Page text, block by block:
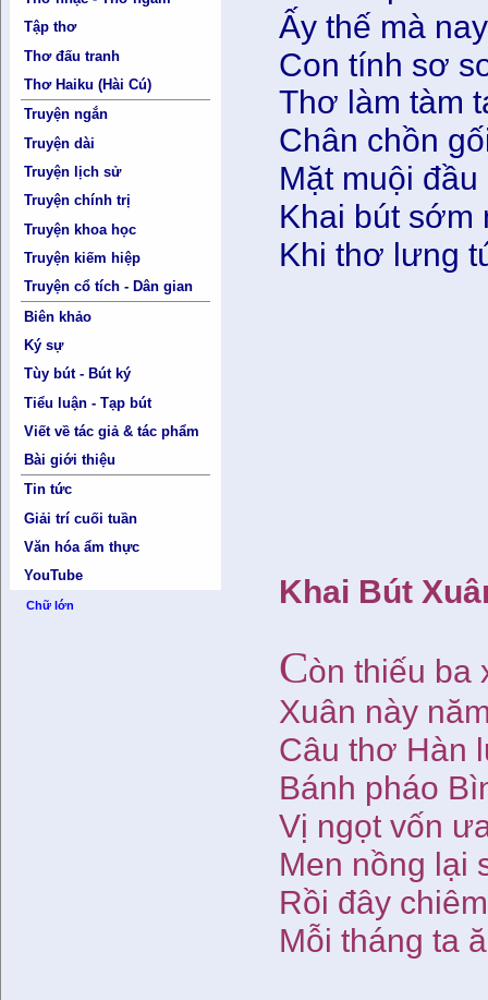
Tập thơ
Thơ đấu tranh
Thơ Haiku (Hài Cú)
Truyện ngắn
Truyện dài
Truyện lịch sử
Truyện chính trị
Truyện khoa học
Truyện kiếm hiệp
Truyện cổ tích - Dân gian
Biên khảo
Ký sự
Tùy bút - Bút ký
Tiểu luận - Tạp bút
Viết về tác giả & tác phẩm
Bài giới thiệu
Tin tức
Giải trí cuối tuần
Văn hóa ẩm thực
YouTube
Chữ lớn
Ấy thế mà
Con tính sơ
Thơ làm tàm
Chân chồn
Mặt muội
Khai bút sớm
Khi thơ lưng
Khai Bút
Còn thiếu ba
Xuân này
Câu thơ Hàn
Bánh pháo
Vị ngọt vốn
Men nồng lại
Rồi đây
Mỗi tháng ta